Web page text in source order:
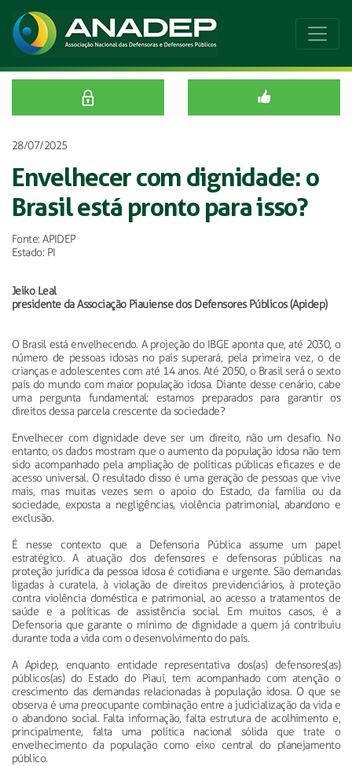
28/07/2025
Envelhecer com dignidade: o
Brasil está pronto para isso?
Fonte: APIDEP
Estado: PI
Jeiko Leal
presidente da Associação Piauiense dos Defensores Públicos (Apidep)
O Brasil está envelhecendo. A projeção do IBGE aponta que, até 2030, o
número de pessoas idosas no país superará, pela primeira vez, o de
crianças e adolescentes com até 14 anos. Até 2050, o Brasil será o sexto
país do mundo com maior população idosa. Diante desse cenário, cabe
uma pergunta fundamental: estamos preparados para garantir os
direitos dessa parcela crescente da sociedade?
Envelhecer com dignidade deve ser um direito, não um desafio. No
entanto, os dados mostram que o aumento da população idosa não tem
sido acompanhado pela ampliação de políticas públicas eficazes e de
acesso universal. O resultado disso é uma geração de pessoas que vive
mais, mas muitas vezes sem o apoio do Estado, da família ou da
sociedade, exposta a negligências, violência patrimonial, abandono e
exclusão.
É nesse contexto que a Defensoria Pública assume um papel
estratégico. A atuação dos defensores e defensoras públicas na
proteção jurídica da pessoa idosa é cotidiana e urgente. São demandas
ligadas à curatela, à violação de direitos previdenciários, à proteção
contra violência doméstica e patrimonial, ao acesso a tratamentos de
saúde e a políticas de assistência social. Em muitos casos, é a
Defensoria que garante o mínimo de dignidade a quem já contribuiu
durante toda a vida com o desenvolvimento do país.
A Apidep, enquanto entidade representativa dos(as) defensores(as)
públicos(as) do Estado do Piauí, tem acompanhado com atenção o
crescimento das demandas relacionadas à população idosa. O que se
observa é uma preocupante combinação entre a judicialização da vida e
o abandono social. Falta informação, falta estrutura de acolhimento e,
principalmente, falta uma política nacional sólida que trate o
envelhecimento da população como eixo central do planejamento
público.